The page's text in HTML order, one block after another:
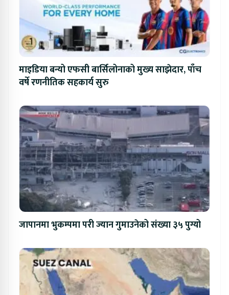
माइडिया बन्यो एफसी बार्सिलोनाको मुख्य साझेदार, पाँच
वर्षे रणनीतिक सहकार्य सुरु
जापानमा भुकम्पमा परी ज्यान गुमाउनेको संख्या ३५ पुग्यो